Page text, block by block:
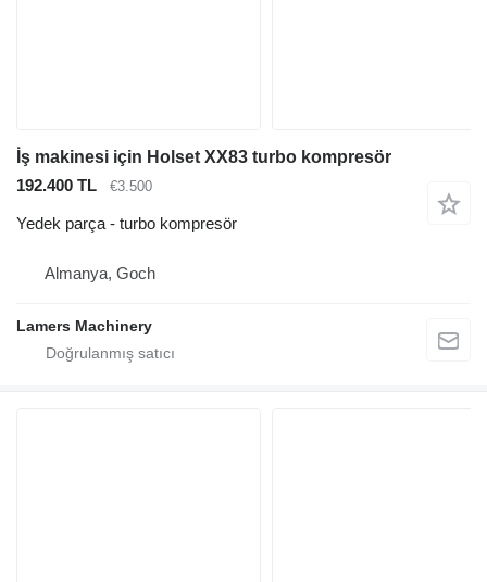
İş makinesi için Holset XX83 turbo kompresör
192.400 TL
€3.500
Yedek parça - turbo kompresör
Almanya, Goch
Lamers Machinery